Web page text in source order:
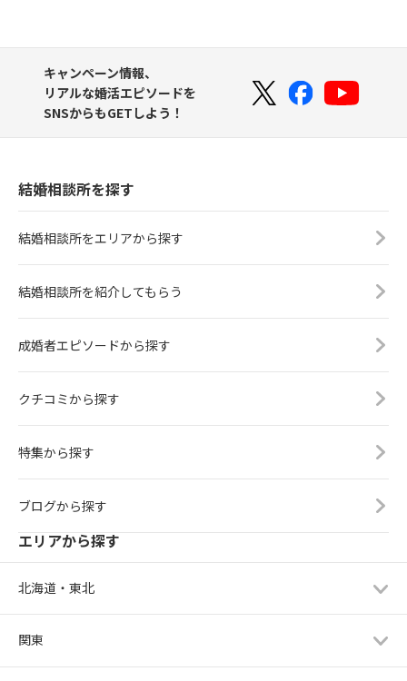
キャンペーン情報、
リアルな婚活エピソードを
SNSからもGETしよう！
結婚相談所を探す
結婚相談所をエリアから探す
結婚相談所を紹介してもらう
成婚者エピソードから探す
クチコミから探す
特集から探す
ブログから探す
エリアから探す
北海道・東北
関東